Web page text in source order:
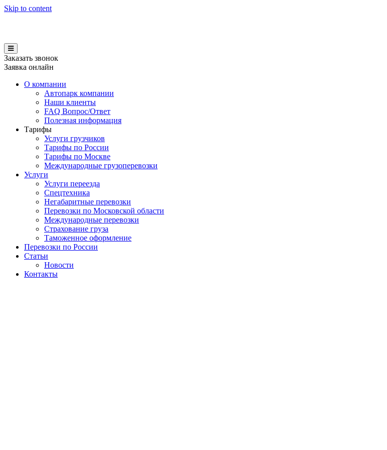
Skip to content
Заказать звонок
Заявка онлайн
О компании
Автопарк компании
Наши клиенты
FAQ Вопрос/Ответ
Полезная информация
Тарифы
Услуги грузчиков
Тарифы по России
Тарифы по Москве
Международные грузоперевозки
Услуги
Услуги переезда
Спецтехника
Негабаритные перевозки
Перевозки по Московской области
Международные перевозки
Страхование груза
Таможенное оформление
Перевозки по России
Статьи
Новости
Контакты